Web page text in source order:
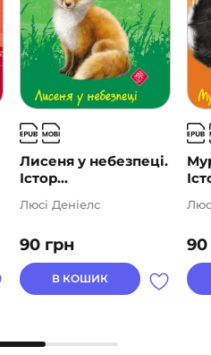
Лисеня у небезпеці.
Істор...
90 грн
Люсі Деніелс
В КОШИК
90